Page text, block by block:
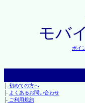
モバ
ポイ
├初めての方へ
├ よくあるお問い合わせ
├ご利用規約